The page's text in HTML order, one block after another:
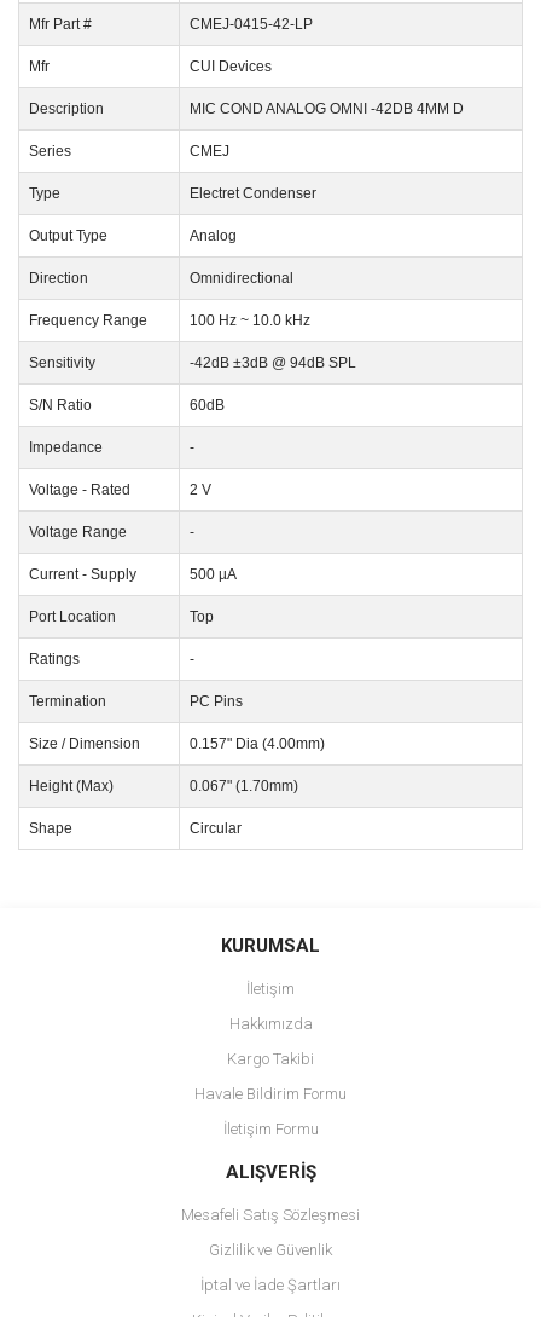
Mfr Part # CMEJ-0415-42-LP
Mfr CUI Devices
Description MIC COND ANALOG OMNI -42DB 4MM D
Series CMEJ
Type Electret Condenser
Output Type Analog
Direction Omnidirectional
Frequency Range 100 Hz ~ 10.0 kHz
Sensitivity -42dB ±3dB @ 94dB SPL
S/N Ratio 60dB
Impedance -
Voltage - Rated 2 V
Voltage Range -
Current - Supply 500 µA
Port Location Top
Ratings -
Termination PC Pins
Size / Dimension 0.157" Dia (4.00mm)
Height (Max) 0.067" (1.70mm)
Shape Circular
Bu ürüne ilk yorumu siz yapın!
Ürün resmi kalitesiz, bozuk veya görüntülenemiyor.
Ürün açıklamasında eksik bilgiler bulunuyor.
Ürün bilgilerinde hatalar bulunuyor.
Ürün fiyatı diğer sitelerden daha pahalı.
Bu ürüne benzer farklı alternatifler olmalı.
KURUMSAL
İletişim
Hakkımızda
Kargo Takibi
Havale Bildirim Formu
İletişim Formu
ALIŞVERİŞ
Mesafeli Satış Sözleşmesi
Gizlilik ve Güvenlik
İptal ve İade Şartları